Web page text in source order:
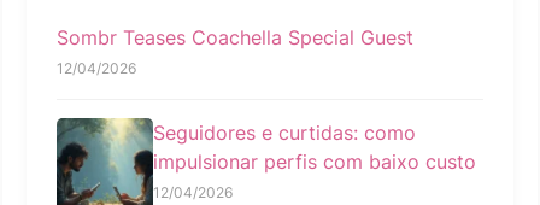
Sombr Teases Coachella Special Guest
12/04/2026
Seguidores e curtidas: como
impulsionar perfis com baixo custo
12/04/2026